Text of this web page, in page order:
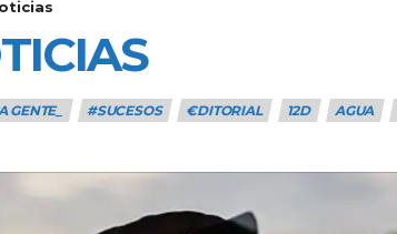
GENTE_ #SUCESOS €DITORIAL 12D AGUA